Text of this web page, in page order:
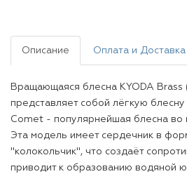
Описание Оплата и Доставка
Вращающаяся блесна KYODA Brass
представляет собой лёгкую блесну
Comet - популярнейшая блесна во
Эта модель имеет сердечник в
"колокольчик", что создаёт
приводит к образованию водяной